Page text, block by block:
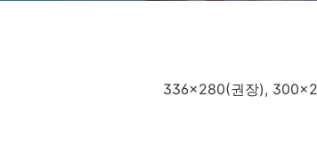
336x280(권장),